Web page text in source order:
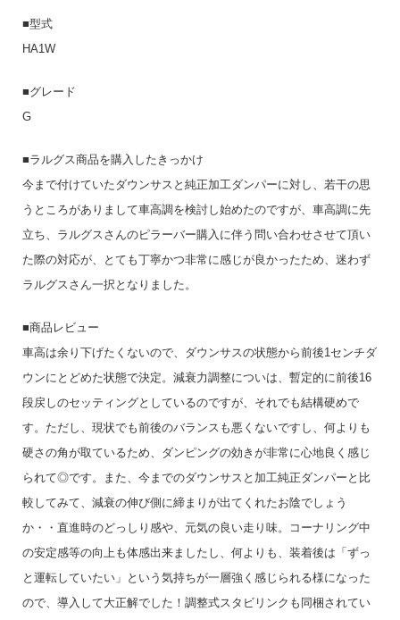
■型式
HA1W
■グレード
G
■ラルグス商品を購入したきっかけ
今まで付けていたダウンサスと純正加工ダンパーに対し、若干の思
うところがありまして車高調を検討し始めたのですが、車高調に先
立ち、ラルグスさんのピラーバー購入に伴う問い合わせさせて頂い
た際の対応が、とても丁寧かつ非常に感じが良かったため、迷わず
ラルグスさん一択となりました。
■商品レビュー
車高は余り下げたくないので、ダウンサスの状態から前後1センチダ
ウンにとどめた状態で決定。減衰力調整についは、暫定的に前後16
段戻しのセッティングとしているのですが、それでも結構硬めで
す。ただし、現状でも前後のバランスも悪くないですし、何よりも
硬さの角が取ているため、ダンピングの効きが非常に心地良く感じ
られて◎です。また、今までのダウンサスと加工純正ダンパーと比
較してみて、減衰の伸び側に締まりが出てくれたお陰でしょう
か・・直進時のどっしり感や、元気の良い走り味。コーナリング中
の安定感等の向上も体感出来ましたし、何よりも、装着後は「ずっ
と運転していたい」という気持ちが一層強く感じられる様になった
ので、導入して大正解でした！調整式スタビリンクも同梱されてい